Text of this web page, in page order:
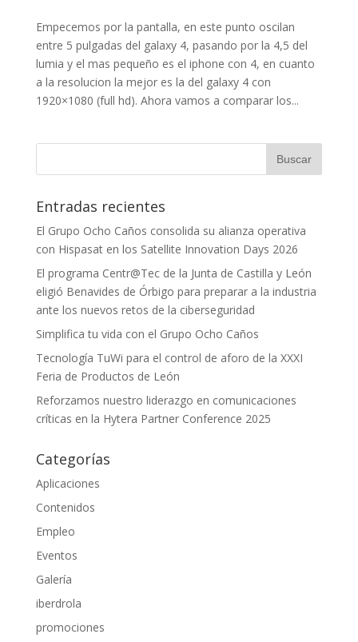
Empecemos por la pantalla, en este punto oscilan
entre 5 pulgadas del galaxy 4, pasando por la 4,5 del
lumia y el mas pequeño es el iphone con 4, en cuanto
a la resolucion la mejor es la del galaxy 4 con
1920×1080 (full hd). Ahora vamos a comparar los...
Entradas recientes
El Grupo Ocho Caños consolida su alianza operativa
con Hispasat en los Satellite Innovation Days 2026
El programa Centr@Tec de la Junta de Castilla y León
eligió Benavides de Órbigo para preparar a la industria
ante los nuevos retos de la ciberseguridad
Simplifica tu vida con el Grupo Ocho Caños
Tecnología TuWi para el control de aforo de la XXXI
Feria de Productos de León
Reforzamos nuestro liderazgo en comunicaciones
críticas en la Hytera Partner Conference 2025
Categorías
Aplicaciones
Contenidos
Empleo
Eventos
Galería
iberdrola
promociones